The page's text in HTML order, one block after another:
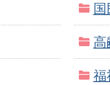
高
福